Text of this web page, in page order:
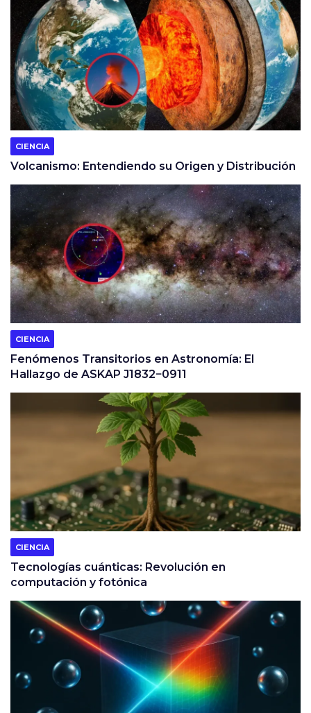
CIENCIA
Volcanismo: Entendiendo su Origen y Distribución
CIENCIA
Fenómenos Transitorios en Astronomía: El
Hallazgo de ASKAP J1832−0911
CIENCIA
Tecnologías cuánticas: Revolución en
computación y fotónica